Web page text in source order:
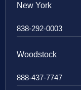
New York
838-292-0003
Woodstock
888-437-7747